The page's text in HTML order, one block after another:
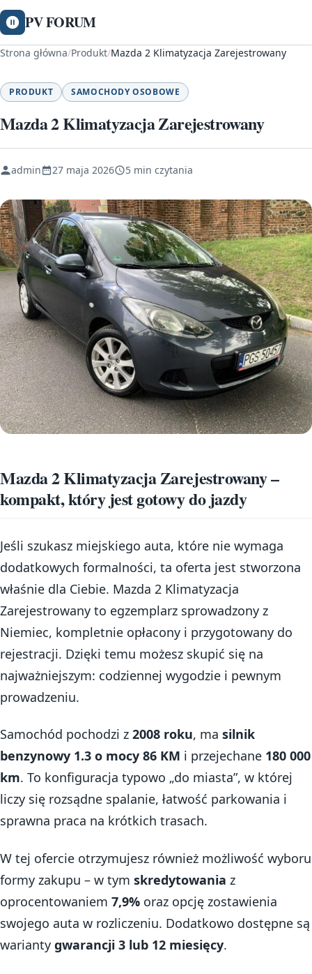
PV FORUM
Strona główna/Produkt/Mazda 2 Klimatyzacja Zarejestrowany
PRODUKT SAMOCHODY OSOBOWE
Mazda 2 Klimatyzacja Zarejestrowany
admin 27 maja 2026 5 min czytania
Mazda 2 Klimatyzacja Zarejestrowany –
kompakt, który jest gotowy do jazdy
Jeśli szukasz miejskiego auta, które nie wymaga
dodatkowych formalności, ta oferta jest stworzona
właśnie dla Ciebie. Mazda 2 Klimatyzacja
Zarejestrowany to egzemplarz sprowadzony z
Niemiec, kompletnie opłacony i przygotowany do
rejestracji. Dzięki temu możesz skupić się na
najważniejszym: codziennej wygodzie i pewnym
prowadzeniu.
Samochód pochodzi z 2008 roku, ma silnik
benzynowy 1.3 o mocy 86 KM i przejechane 180 000
km. To konfiguracja typowo „do miasta”, w której
liczy się rozsądne spalanie, łatwość parkowania i
sprawna praca na krótkich trasach.
W tej ofercie otrzymujesz również możliwość wyboru
formy zakupu – w tym skredytowania z
oprocentowaniem 7,9% oraz opcję zostawienia
swojego auta w rozliczeniu. Dodatkowo dostępne są
warianty gwarancji 3 lub 12 miesięcy.